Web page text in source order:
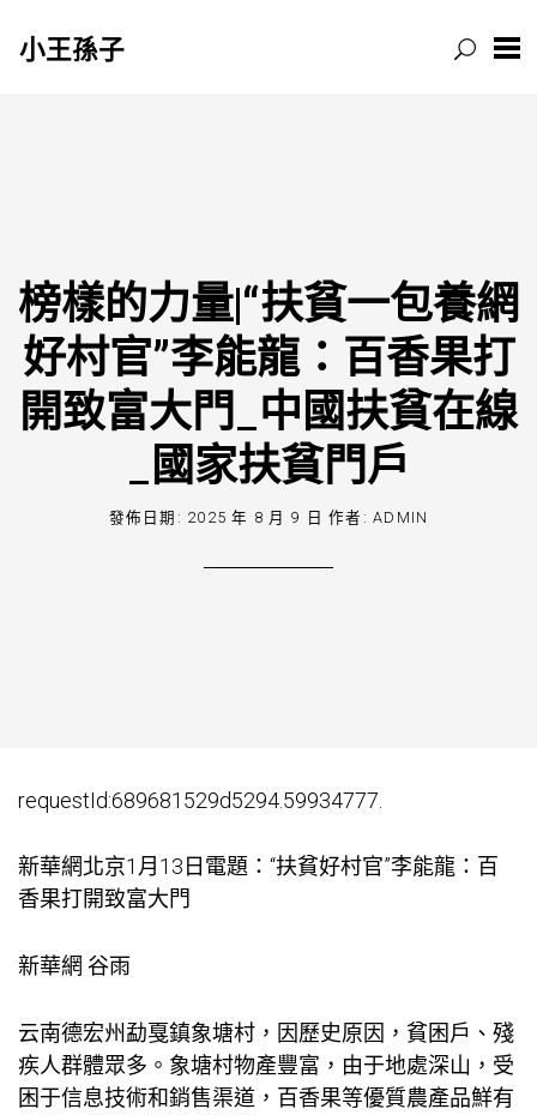
小王孫子
榜樣的力量|“扶貧一包養網
好村官”李能龍：百香果打
開致富大門_中國扶貧在線
_國家扶貧門戶
發佈日期: 2025 年 8 月 9 日 作者:ADMIN
requestId:689681529d5294.59934777.
新華網北京1月13日電題：“扶貧好村官”李能龍：百
香果打開致富大門
新華網 谷雨
云南德宏州勐戛鎮象塘村，因歷史原因，貧困戶、殘
疾人群體眾多。象塘村物產豐富，由于地處深山，受
困于信息技術和銷售渠道，百香果等優質農產品鮮有